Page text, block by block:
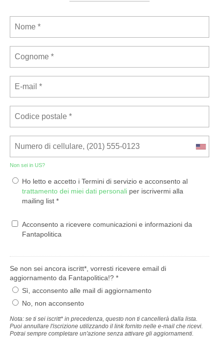
Non sei in US?
Ho letto e accetto i Termini di servizio e acconsento al
trattamento dei miei dati personali per iscrivermi alla
mailing list *
Acconsento a ricevere comunicazioni e informazioni da
Fantapolitica
Se non sei ancora iscritt*, vorresti ricevere email di
aggiornamento da Fantapolitica!? *
Sì, acconsento alle mail di aggiornamento
No, non acconsento
Nota: se ti sei iscritt* in precedenza, questo non ti cancellerà dalla lista.
Puoi annullare l'iscrizione utilizzando il link fornito nelle e-mail che ricevi.
Potrai sempre completare un'azione senza attivare gli aggiornamenti.